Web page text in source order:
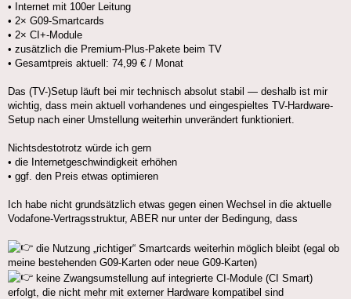
• Internet mit 100er Leitung
• 2× G09-Smartcards
• 2× CI+-Module
• zusätzlich die Premium-Plus-Pakete beim TV
• Gesamtpreis aktuell: 74,99 € / Monat
Das (TV-)Setup läuft bei mir technisch absolut stabil — deshalb ist mir
wichtig, dass mein aktuell vorhandenes und eingespieltes TV-Hardware-
Setup nach einer Umstellung weiterhin unverändert funktioniert.
Nichtsdestotrotz würde ich gern
• die Internetgeschwindigkeit erhöhen
• ggf. den Preis etwas optimieren
Ich habe nicht grundsätzlich etwas gegen einen Wechsel in die aktuelle
Vodafone-Vertragsstruktur, ABER nur unter der Bedingung, dass
die Nutzung „richtiger“ Smartcards weiterhin möglich bleibt (egal ob
meine bestehenden G09-Karten oder neue G09-Karten)
keine Zwangsumstellung auf integrierte CI-Module (CI Smart)
erfolgt, die nicht mehr mit externer Hardware kompatibel sind